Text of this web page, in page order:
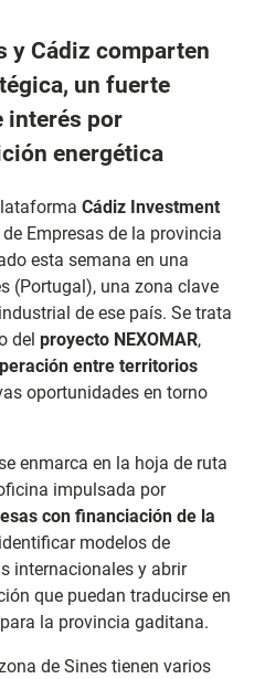
y Cádiz comparten
un fuerte
interés por
energética
Cádiz Investment
Empresas de la provincia
esta semana en una
(Portugal), una zona clave
de ese país. Se trata
del proyecto NEXOMAR,
entre territorios
oportunidades en torno
enmarca en la hoja de ruta
impulsada por
con financiación de la
modelos de
internacionales y abrir
que puedan traducirse en
la provincia gaditana.
de Sines tienen varios